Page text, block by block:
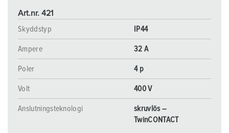
Art.nr. 421
Skyddstyp
IP44
Ampere 32 A
Poler 4 p
Volt 400 V
Anslutningsteknologi
skruvlös –
TwinCONTACT